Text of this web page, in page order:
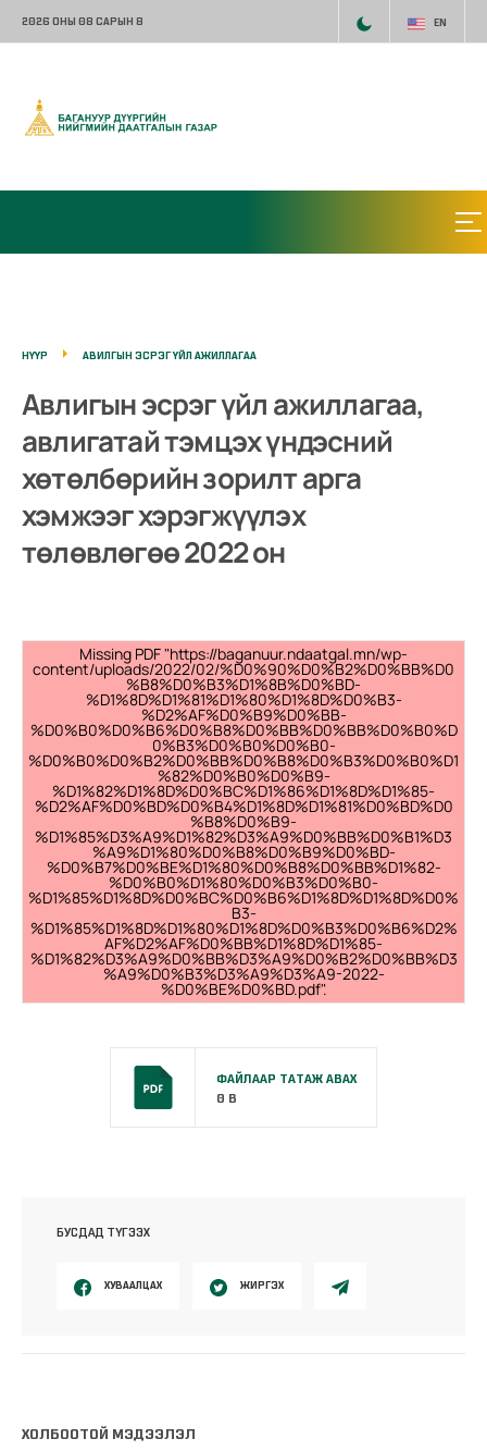
2026 ОНЫ 08 САРЫН 8 EN
НҮҮР АВИЛГЫН ЭСРЭГ ҮЙЛ АЖИЛЛАГАА
Авлигын эсрэг үйл ажиллагаа,
авлигатай тэмцэх үндэсний
хөтөлбөрийн зорилт арга
хэмжээг хэрэгжүүлэх
төлөвлөгөө 2022 он
Missing PDF "https://baganuur.ndaatgal.mn/wp-
content/uploads/2022/02/%D0%90%D0%B2%D0%BB%D0
%B8%D0%B3%D1%8B%D0%BD-
%D1%8D%D1%81%D1%80%D1%8D%D0%B3-
%D2%AF%D0%B9%D0%BB-
%D0%B0%D0%B6%D0%B8%D0%BB%D0%BB%D0%B0%D
0%B3%D0%B0%D0%B0-
%D0%B0%D0%B2%D0%BB%D0%B8%D0%B3%D0%B0%D1
%82%D0%B0%D0%B9-
%D1%82%D1%8D%D0%BC%D1%86%D1%8D%D1%85-
%D2%AF%D0%BD%D0%B4%D1%8D%D1%81%D0%BD%D0
%B8%D0%B9-
%D1%85%D3%A9%D1%82%D3%A9%D0%BB%D0%B1%D3
%A9%D1%80%D0%B8%D0%B9%D0%BD-
%D0%B7%D0%BE%D1%80%D0%B8%D0%BB%D1%82-
%D0%B0%D1%80%D0%B3%D0%B0-
%D1%85%D1%8D%D0%BC%D0%B6%D1%8D%D1%8D%D0%
B3-
%D1%85%D1%8D%D1%80%D1%8D%D0%B3%D0%B6%D2%
AF%D2%AF%D0%BB%D1%8D%D1%85-
%D1%82%D3%A9%D0%BB%D3%A9%D0%B2%D0%BB%D3
%A9%D0%B3%D3%A9%D3%A9-2022-
%D0%BE%D0%BD.pdf".
ФАЙЛААР ТАТАЖ АВАХ
0 B
БУСДАД ТҮГЭЭХ
ХУВААЛЦАХ ЖИРГЭХ
ХОЛБООТОЙ МЭДЭЭЛЭЛ